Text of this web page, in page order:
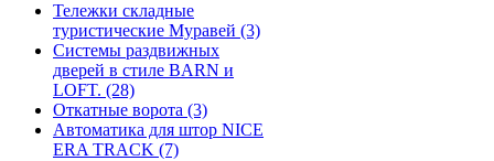
Тележки складные
туристические Муравей (3)
Системы раздвижных
дверей в стиле BARN и
LOFT. (28)
Откатные ворота (3)
Автоматика для штор NICE
ERA TRACK (7)